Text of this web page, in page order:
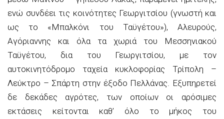
ενώ συνδέει τις κοινότητες Γεωργιτσίου (γνωστή και
ως το «Μπαλκόνι του Ταϋγέτου»), Αλευρούς,
Αγόριαννης και όλα τα χωριά του Μεσσηνιακού
Ταϋγέτου, δια του Γεωργιτσίου, με τον
αυτοκινητόδρομο ταχεία κυκλοφορίας Τρίπολη –
Λεύκτρο – Σπάρτη στην έξοδο Πελλάνας. Εξυπηρετεί
δε δεκάδες αγρότες, των οποίων οι αρόσιμες
εκτάσεις κείτονται καθ’ όλο το μήκος του